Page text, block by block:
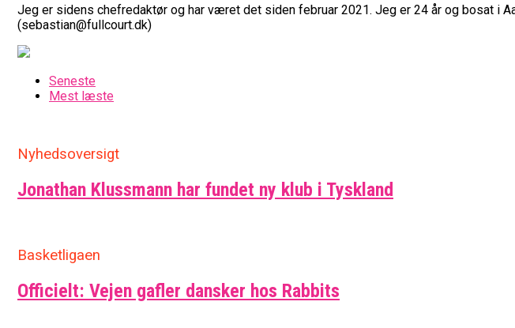
Jeg er sidens chefredaktør og har været det siden februar 2021. Jeg er 24 år og bosat i
(sebastian@fullcourt.dk)
Seneste
Mest læste
Nyhedsoversigt
Jonathan Klussmann har fundet ny klub i Tyskland
Basketligaen
Officielt: Vejen gafler dansker hos Rabbits